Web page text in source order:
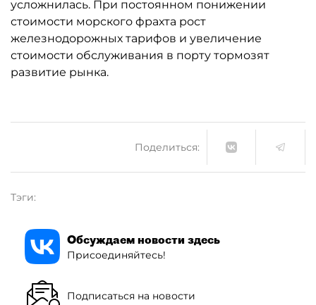
усложнилась. При постоянном понижении
стоимости морского фрахта рост
железнодорожных тарифов и увеличение
стоимости обслуживания в порту тормозят
развитие рынка.
Поделиться:
Тэги:
Обсуждаем новости здесь
Присоединяйтесь!
Подписаться на новости